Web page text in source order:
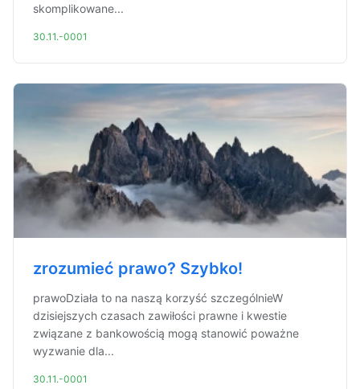
skomplikowane...
30.11.-0001
zrozumieć prawo? Szybko!
prawoDziała to na naszą korzyść szczególnieW
dzisiejszych czasach zawiłości prawne i kwestie
związane z bankowością mogą stanowić poważne
wyzwanie dla...
30.11.-0001